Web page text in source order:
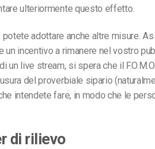
ulteriormente questo effetto.
adottare anche altre misure.
incentivo a rimanere nel vostro
live stream, si spera che il
del proverbiale sipario
intendete fare, in modo che le
di rilievo